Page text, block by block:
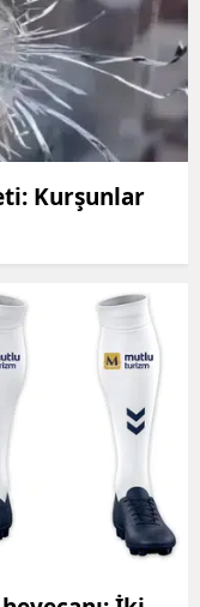
Kurşunlar